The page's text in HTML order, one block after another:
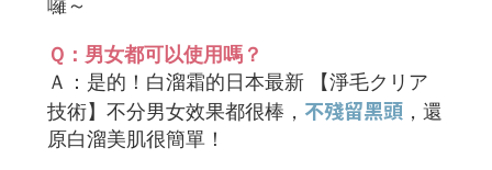
囉～
Ｑ： 男女都可以使用嗎？
Ａ：是的！白溜霜的日本最新 【淨毛クリア
技術】不分男女效果都很棒， 不殘留黑頭 ，還
原白溜美肌很簡單！